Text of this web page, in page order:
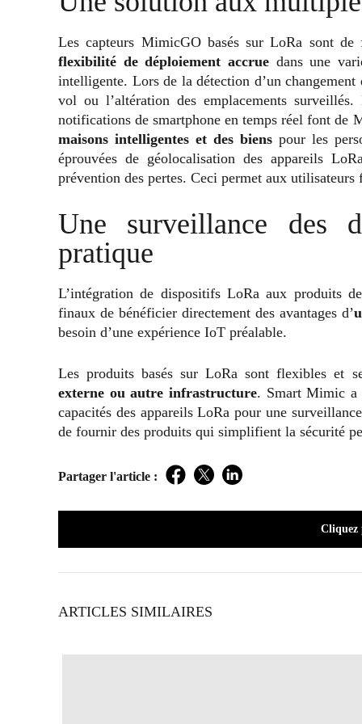
Les capteurs MimicGO basés sur LoRa sont
flexibilité de déploiement accrue dans une
intelligente. Lors de la détection d’un
vol ou l’altération des emplacements
notifications de smartphone en temps réel font
maisons intelligentes et des biens pour les
éprouvées de géolocalisation des appareils
prévention des pertes. Ceci permet aux
Une surveillance des
pratique
L’intégration de dispositifs LoRa aux produits
finaux de bénéficier directement des avantages d’
besoin d’une expérience IoT préalable.
Les produits basés sur LoRa sont flexibles et
externe ou autre infrastructure. Smart Mimic a
capacités des appareils LoRa pour une
de fournir des produits qui simplifient la sécurité
Partager l'article : Facebook
TwitterLinkedIn
Cliquez
ARTICLES SIMILAIRES